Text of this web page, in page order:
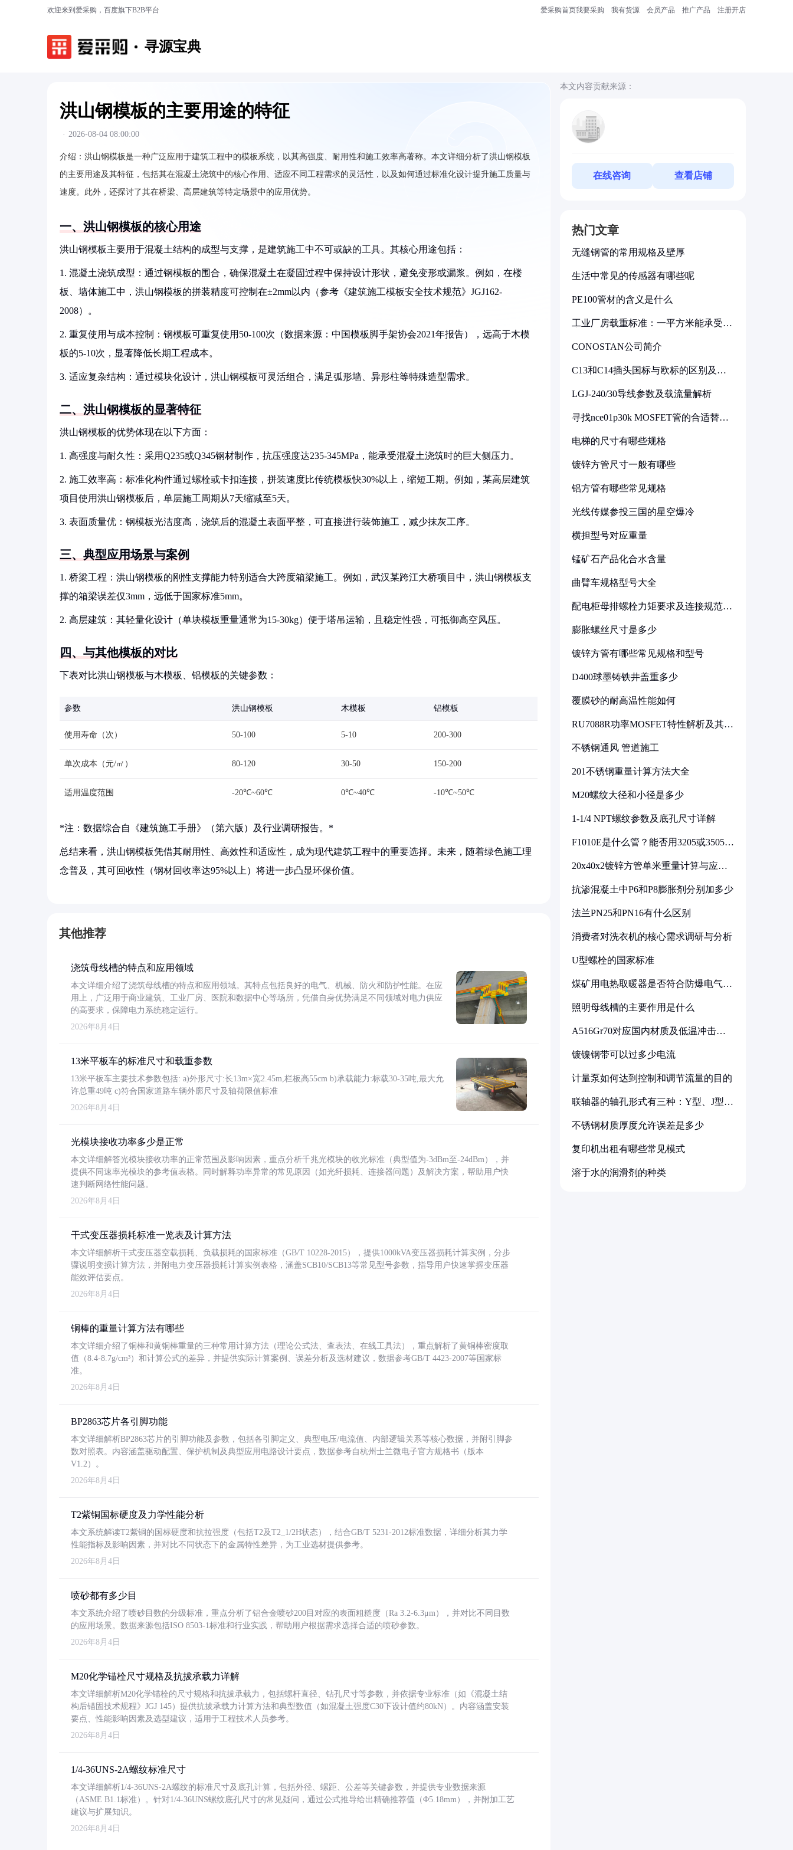
欢迎来到爱采购，百度旗下B2B平台 爱采购首页我要采购 我有货源 会员产品 推广产品 注册开店
寻源宝典
洪山钢模板的主要用途的特征
· 2026-08-04 08:00:00
介绍： 洪山钢模板是一种广泛应用于建筑工程中的模板系统，以其高强度、耐用性和施工效率高著称。本文详细分析了洪山钢模板
的主要用途及其特征，包括其在混凝土浇筑中的核心作用、适应不同工程需求的灵活性，以及如何通过标准化设计提升施工质量与
速度。此外，还探讨了其在桥梁、高层建筑等特定场景中的应用优势。
一、洪山钢模板的核心用途
洪山钢模板主要用于混凝土结构的成型与支撑，是建筑施工中不可或缺的工具。其核心用途包括：
1. 混凝土浇筑成型：通过钢模板的围合，确保混凝土在凝固过程中保持设计形状，避免变形或漏浆。例如，在楼
板、墙体施工中，洪山钢模板的拼装精度可控制在±2mm以内（参考《建筑施工模板安全技术规范》JGJ162-
2008）。
2. 重复使用与成本控制：钢模板可重复使用50-100次（数据来源：中国模板脚手架协会2021年报告），远高于木模
板的5-10次，显著降低长期工程成本。
3. 适应复杂结构：通过模块化设计，洪山钢模板可灵活组合，满足弧形墙、异形柱等特殊造型需求。
二、洪山钢模板的显著特征
洪山钢模板的优势体现在以下方面：
1. 高强度与耐久性：采用Q235或Q345钢材制作，抗压强度达235-345MPa，能承受混凝土浇筑时的巨大侧压力。
2. 施工效率高：标准化构件通过螺栓或卡扣连接，拼装速度比传统模板快30%以上，缩短工期。例如，某高层建筑
项目使用洪山钢模板后，单层施工周期从7天缩减至5天。
3. 表面质量优：钢模板光洁度高，浇筑后的混凝土表面平整，可直接进行装饰施工，减少抹灰工序。
三、典型应用场景与案例
1. 桥梁工程：洪山钢模板的刚性支撑能力特别适合大跨度箱梁施工。例如，武汉某跨江大桥项目中，洪山钢模板支
撑的箱梁误差仅3mm，远低于国家标准5mm。
2. 高层建筑：其轻量化设计（单块模板重量通常为15-30kg）便于塔吊运输，且稳定性强，可抵御高空风压。
四、与其他模板的对比
下表对比洪山钢模板与木模板、铝模板的关键参数：
参数 洪山钢模板 木模板 铝模板
使用寿命（次） 50-100 5-10 200-300
单次成本（元/㎡） 80-120 30-50 150-200
适用温度范围 -20℃~60℃ 0℃~40℃ -10℃~50℃
*注：数据综合自《建筑施工手册》（第六版）及行业调研报告。*
总结来看，洪山钢模板凭借其耐用性、高效性和适应性，成为现代建筑工程中的重要选择。未来，随着绿色施工理
念普及，其可回收性（钢材回收率达95%以上）将进一步凸显环保价值。
其他推荐
浇筑母线槽的特点和应用领域
本文详细介绍了浇筑母线槽的特点和应用领域。其特点包括良好的电气、机械、防火和防护性能。在应
用上，广泛用于商业建筑、工业厂房、医院和数据中心等场所，凭借自身优势满足不同领域对电力供应
的高要求，保障电力系统稳定运行。
2026年8月4日
13米平板车的标准尺寸和载重参数
13米平板车主要技术参数包括: a)外形尺寸:长13m×宽2.45m,栏板高55cm b)承载能力:标载30-35吨,最大允
许总重49吨 c)符合国家道路车辆外廓尺寸及轴荷限值标准
2026年8月4日
光模块接收功率多少是正常
本文详细解答光模块接收功率的正常范围及影响因素，重点分析千兆光模块的收光标准（典型值为-3dBm至-24dBm），并
提供不同速率光模块的参考值表格。同时解释功率异常的常见原因（如光纤损耗、连接器问题）及解决方案，帮助用户快
速判断网络性能问题。
2026年8月4日
干式变压器损耗标准一览表及计算方法
本文详细解析干式变压器空载损耗、负载损耗的国家标准（GB/T 10228-2015），提供1000kVA变压器损耗计算实例，分步
骤说明变损计算方法，并附电力变压器损耗计算实例表格，涵盖SCB10/SCB13等常见型号参数，指导用户快速掌握变压器
能效评估要点。
2026年8月4日
铜棒的重量计算方法有哪些
本文详细介绍了铜棒和黄铜棒重量的三种常用计算方法（理论公式法、查表法、在线工具法），重点解析了黄铜棒密度取
值（8.4-8.7g/cm³）和计算公式的差异，并提供实际计算案例、误差分析及选材建议，数据参考GB/T 4423-2007等国家标
准。
2026年8月4日
BP2863芯片各引脚功能
本文详细解析BP2863芯片的引脚功能及参数，包括各引脚定义、典型电压/电流值、内部逻辑关系等核心数据，并附引脚参
数对照表。内容涵盖驱动配置、保护机制及典型应用电路设计要点，数据参考自杭州士兰微电子官方规格书（版本
V1.2）。
2026年8月4日
T2紫铜国标硬度及力学性能分析
本文系统解读T2紫铜的国标硬度和抗拉强度（包括T2及T2_1/2H状态），结合GB/T 5231-2012标准数据，详细分析其力学
性能指标及影响因素，并对比不同状态下的金属特性差异，为工业选材提供参考。
2026年8月4日
喷砂都有多少目
本文系统介绍了喷砂目数的分级标准，重点分析了铝合金喷砂200目对应的表面粗糙度（Ra 3.2-6.3μm），并对比不同目数
的应用场景。数据来源包括ISO 8503-1标准和行业实践，帮助用户根据需求选择合适的喷砂参数。
2026年8月4日
M20化学锚栓尺寸规格及抗拔承载力详解
本文详细解析M20化学锚栓的尺寸规格和抗拔承载力，包括螺杆直径、钻孔尺寸等参数，并依据专业标准（如《混凝土结
构后锚固技术规程》JGJ 145）提供抗拔承载力计算方法和典型数值（如混凝土强度C30下设计值约80kN）。内容涵盖安装
要点、性能影响因素及选型建议，适用于工程技术人员参考。
2026年8月4日
1/4-36UNS-2A螺纹标准尺寸
本文详细解析1/4-36UNS-2A螺纹的标准尺寸及底孔计算，包括外径、螺距、公差等关键参数，并提供专业数据来源
（ASME B1.1标准）。针对1/4-36UNS螺纹底孔尺寸的常见疑问，通过公式推导给出精确推荐值（Φ5.18mm），并附加工艺
建议与扩展知识。
2026年8月4日
本文内容贡献来源：
在线咨询 查看店铺
热门文章
无缝钢管的常用规格及壁厚
生活中常见的传感器有哪些呢
PE100管材的含义是什么
工业厂房载重标准：一平方米能承受多
CONOSTAN公司简介
C13和C14插头国标与欧标的区别及其
LGJ-240/30导线参数及载流量解析
寻找nce01p30k MOSFET管的合适替代
电梯的尺寸有哪些规格
镀锌方管尺寸一般有哪些
铝方管有哪些常见规格
光线传媒参投三国的星空爆冷
横担型号对应重量
锰矿石产品化合水含量
曲臂车规格型号大全
配电柜母排螺栓力矩要求及连接规范详
膨胀螺丝尺寸是多少
镀锌方管有哪些常见规格和型号
D400球墨铸铁井盖重多少
覆膜砂的耐高温性能如何
RU7088R功率MOSFET特性解析及其在
不锈钢通风 管道施工
201不锈钢重量计算方法大全
M20螺纹大径和小径是多少
1-1/4 NPT螺纹参数及底孔尺寸详解
F1010E是什么管？能否用3205或3505代
20x40x2镀锌方管单米重量计算与应用
抗渗混凝土中P6和P8膨胀剂分别加多少
法兰PN25和PN16有什么区别
消费者对洗衣机的核心需求调研与分析
U型螺栓的国家标准
煤矿用电热取暖器是否符合防爆电气设
照明母线槽的主要作用是什么
A516Gr70对应国内材质及低温冲击要
镀镍钢带可以过多少电流
计量泵如何达到控制和调节流量的目的
联轴器的轴孔形式有三种：Y型、J型、
不锈钢材质厚度允许误差是多少
复印机出租有哪些常见模式
溶于水的润滑剂的种类